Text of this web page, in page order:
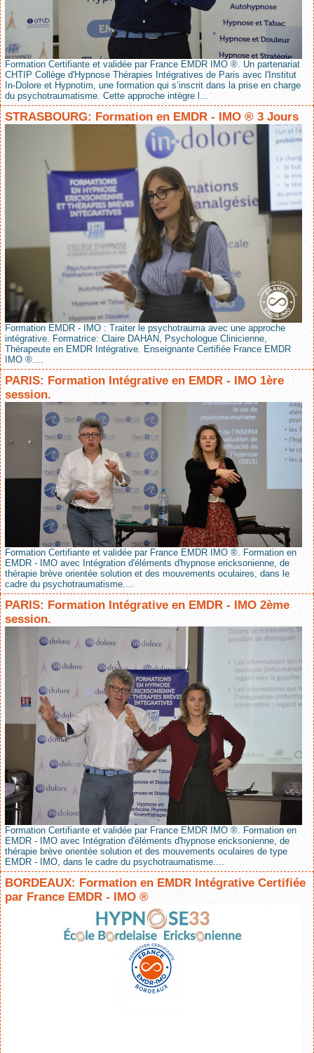
Formation Certifiante et validée par France EMDR IMO ®. Un partenariat
CHTIP Collège d'Hypnose Thérapies Intégratives de Paris avec l'Institut
In-Dolore et Hypnotim, une formation qui s’inscrit dans la prise en charge
du psychotraumatisme. Cette approche intègre l...
STRASBOURG: Formation en EMDR - IMO ® 3 Jours
Formation EMDR - IMO : Traiter le psychotrauma avec une approche
intégrative. Formatrice: Claire DAHAN, Psychologue Clinicienne,
Thérapeute en EMDR Intégrative. Enseignante Certifiée France EMDR
IMO ®....
PARIS: Formation Intégrative en EMDR - IMO 1ère
session.
Formation Certifiante et validée par France EMDR IMO ®. Formation en
EMDR - IMO avec Intégration d'éléments d'hypnose ericksonienne, de
thérapie brève orientée solution et des mouvements oculaires, dans le
cadre du psychotraumatisme....
PARIS: Formation Intégrative en EMDR - IMO 2ème
session.
Formation Certifiante et validée par France EMDR IMO ®. Formation en
EMDR - IMO avec Intégration d'éléments d'hypnose ericksonienne, de
thérapie brève orientée solution et des mouvements oculaires de type
EMDR - IMO, dans le cadre du psychotraumatisme....
BORDEAUX: Formation en EMDR Intégrative Certifiée
par France EMDR - IMO ®